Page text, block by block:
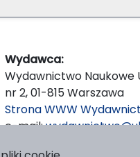
Wydawca:
Wydawnictwo Naukowe
nr 2, 01-815 Warszawa
Strona WWW
e-mail: